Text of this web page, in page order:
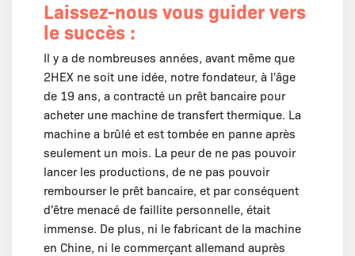
Laissez-nous vous guider vers
le succès :
Il y a de nombreuses années, avant même que
2HEX ne soit une idée, notre fondateur, à l'âge
de 19 ans, a contracté un prêt bancaire pour
acheter une machine de transfert thermique. La
machine a brûlé et est tombée en panne après
seulement un mois. La peur de ne pas pouvoir
lancer les productions, de ne pas pouvoir
rembourser le prêt bancaire, et par conséquent
d'être menacé de faillite personnelle, était
immense. De plus, ni le fabricant de la machine
en Chine, ni le commerçant allemand auprès